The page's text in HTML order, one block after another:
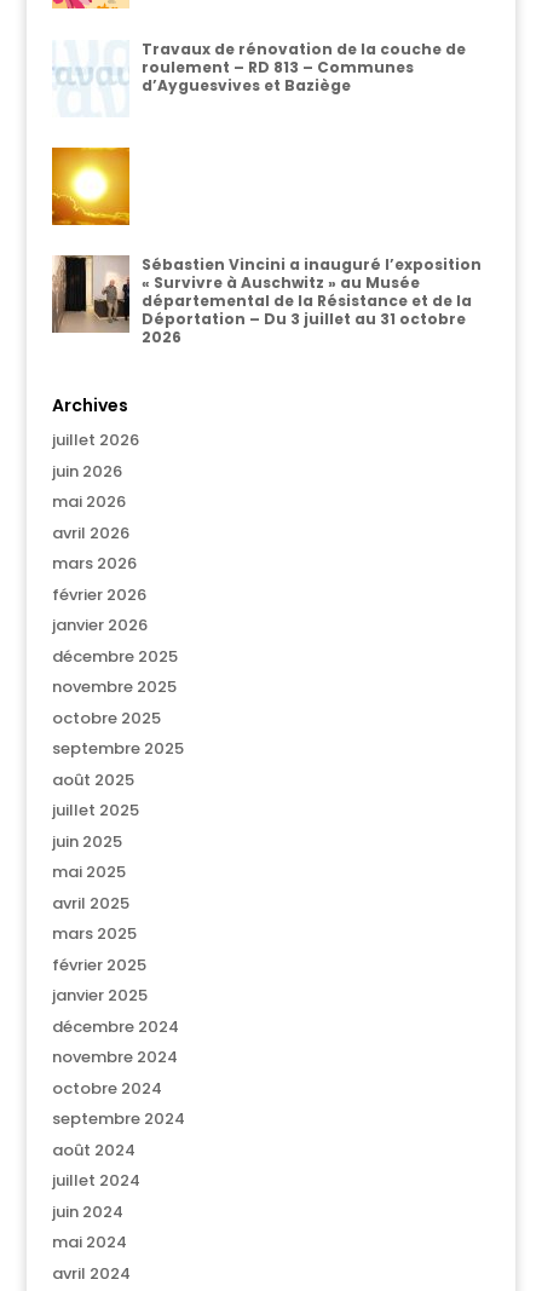
Travaux de rénovation de la couche de
roulement – RD 813 – Communes
d’Ayguesvives et Baziège
Sébastien Vincini a inauguré l’exposition
« Survivre à Auschwitz » au Musée
départemental de la Résistance et de la
Déportation – Du 3 juillet au 31 octobre
2026
Archives
juillet 2026
juin 2026
mai 2026
avril 2026
mars 2026
février 2026
janvier 2026
décembre 2025
novembre 2025
octobre 2025
septembre 2025
août 2025
juillet 2025
juin 2025
mai 2025
avril 2025
mars 2025
février 2025
janvier 2025
décembre 2024
novembre 2024
octobre 2024
septembre 2024
août 2024
juillet 2024
juin 2024
mai 2024
avril 2024